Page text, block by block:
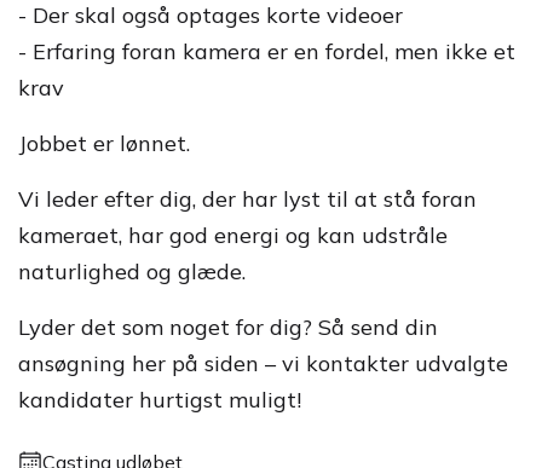
- Der skal også optages korte videoer
- Erfaring foran kamera er en fordel, men ikke et
krav
Jobbet er lønnet.
Vi leder efter dig, der har lyst til at stå foran
kameraet, har god energi og kan udstråle
naturlighed og glæde.
Lyder det som noget for dig? Så send din
ansøgning her på siden – vi kontakter udvalgte
kandidater hurtigst muligt!
Casting udløbet